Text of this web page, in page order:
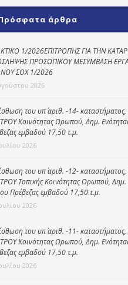
Κοινωνικό
παντοπωλείο
Kοινωνικό
φαρμακείο
Πρόγραμμα
Κέντρο Ημερήσιας
Φροντίδας
Ηλικιωμένων
(Κ.Η.Φ.Η.) Πρέβεζας
άρθρα
1/2026ΕΠΙΤΡΟΠΗΣ ΓΙΑ ΤΗΝ
ΠΡΟΣΩΠΙΚΟΥ ΜΕΣΥΜΒΑΣΗ
ΣΟΧ 1/2026
2026
του υπ΄ αριθ. -14-
Κοινότητας Ωρωπού, Δημ.
εμβαδού 17,50 τ.μ.
2026
του υπ΄ αριθ. -12-
Τοπικής Κοινότητας Ωρωπού,
Πρέβεζας εμβαδού 17,50 τ.μ.
2026
του υπ΄ αριθ. -11-
Κοινότητας Ωρωπού, Δημ.
εμβαδού 17,50 τ.μ.
2026